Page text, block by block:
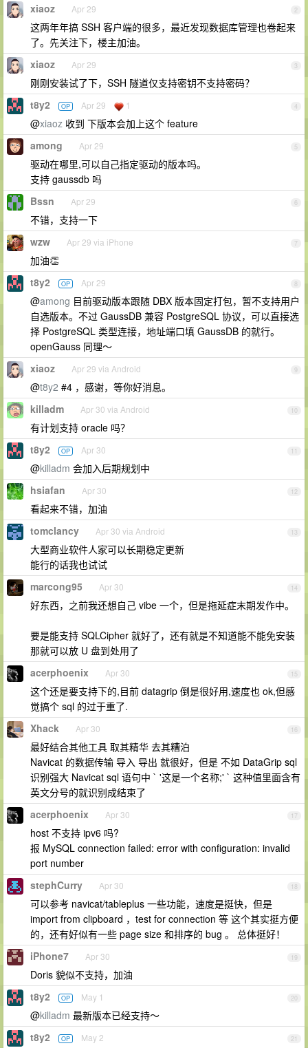
2
xiaoz Apr 29
这两年年搞 SSH 客户端的很多，最近发现数据库管理也卷起来
了。先关注下，楼主加油。
3
xiaoz Apr 29
刚刚安装试了下，SSH 隧道仅支持密钥不支持密码？
4
t8y2 OP Apr 29 1
@xiaoz 收到 下版本会加上这个 feature
5
among Apr 29
驱动在哪里,可以自己指定驱动的版本吗。
支持 gaussdb 吗
6
Bssn Apr 29
不错，支持一下
7
wzw Apr 29 via iPhone
加油👏
8
t8y2 OP Apr 29
@among 目前驱动版本跟随 DBX 版本固定打包，暂不支持用户
自选版本。不过 GaussDB 兼容 PostgreSQL 协议，可以直接选
择 PostgreSQL 类型连接，地址端口填 GaussDB 的就行。
openGauss 同理～
9
xiaoz Apr 29 via Android
@t8y2 #4 ，感谢，等你好消息。
10
killadm Apr 30 via Android
有计划支持 oracle 吗？
11
t8y2 OP Apr 30
@killadm 会加入后期规划中
12
hsiafan Apr 30
看起来不错，加油
13
tomclancy Apr 30 via Android
大型商业软件人家可以长期稳定更新
能行的话我也试试
14
marcong95 Apr 30
好东西，之前我还想自己 vibe 一个，但是拖延症末期发作中。
要是能支持 SQLCipher 就好了，还有就是不知道能不能免安装
那就可以放 U 盘到处用了
15
acerphoenix Apr 30
这个还是要支持下的,目前 datagrip 倒是很好用,速度也 ok,但感
觉搞个 sql 的过于重了.
16
Xhack Apr 30
最好结合其他工具 取其精华 去其糟泊
Navicat 的数据传输 导入 导出 就很好，但是 不如 DataGrip sql
识别强大 Navicat sql 语句中 ` '这是一个名称;' ` 这种值里面含有
英文分号的就识别成结束了
17
acerphoenix Apr 30
host 不支持 ipv6 吗?
报 MySQL connection failed: error with configuration: invalid
port number
18
stephCurry Apr 30
可以参考 navicat/tableplus 一些功能，速度是挺快，但是
import from clipboard ，test for connection 等 这个其实挺方便
的，还有好似有一些 page size 和排序的 bug 。 总体挺好！
19
iPhone7 Apr 30
Doris 貌似不支持，加油
20
t8y2 OP May 1
@killadm 最新版本已经支持～
21
t8y2 OP May 2